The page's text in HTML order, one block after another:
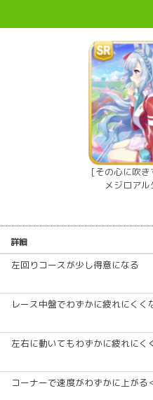
[その心に吹
メジロアル
詳細
左回りコースが少し得意になる
レース中盤でわずかに疲れにくく
左右に動いてもわずかに疲れにく
コーナーで速度がわずかに上がる